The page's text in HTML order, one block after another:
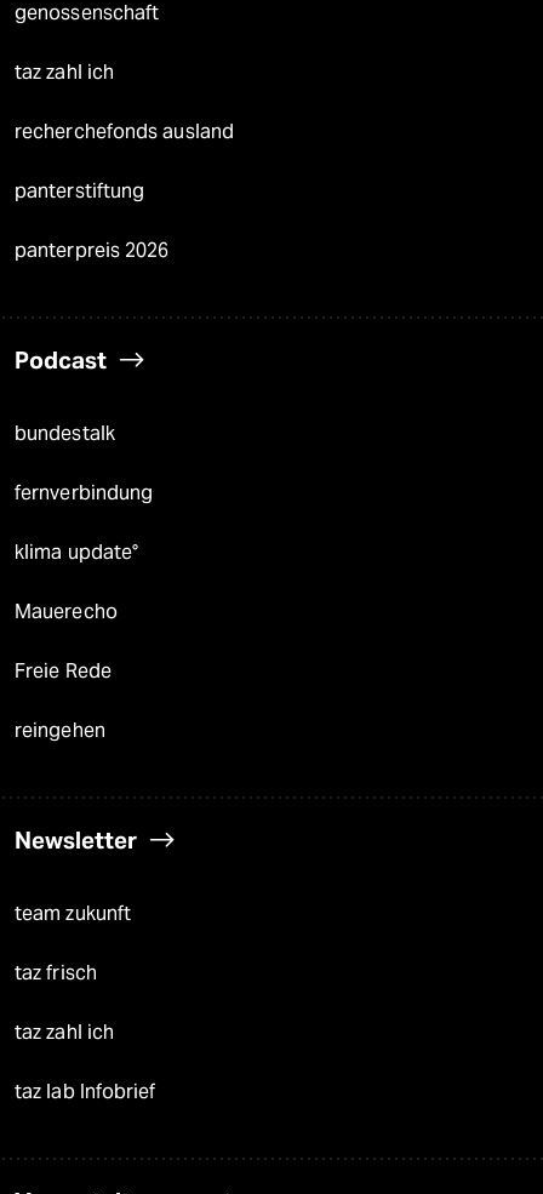
genossenschaft
taz zahl ich
recherchefonds ausland
panterstiftung
panterpreis 2026
Podcast
bundestalk
fernverbindung
klima update°
Mauerecho
Freie Rede
reingehen
Newsletter
team zukunft
taz frisch
taz zahl ich
taz lab Infobrief